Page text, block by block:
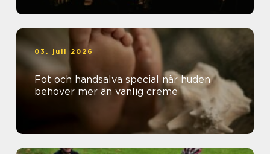
03. juli 2026
Fot och handsalva special när huden
behöver mer än vanlig creme